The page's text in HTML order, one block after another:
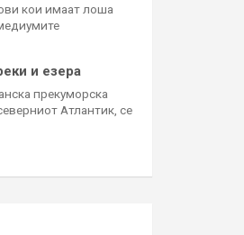
кои имаат лоша
и езера
прекуморска
Атлантик, се